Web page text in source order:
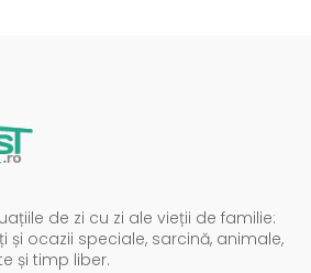
de zi cu zi ale vieții de familie:
și ocazii speciale, sarcină, animale,
și timp liber.